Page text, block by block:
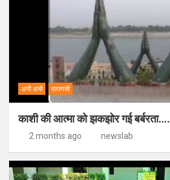
अभी अभी वाराणसी
काशी की आत्मा को झकझोर गई बर्बरता….
2 months ago newslab